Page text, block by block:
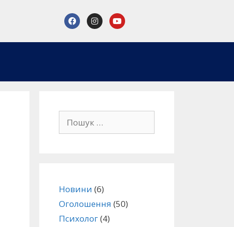
Новини (6)
Оголошення (50)
Психолог(4)